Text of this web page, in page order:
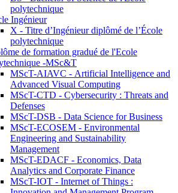
polytechnique
Ingénieur
X - Titre d’Ingénieur diplômé de l’École
polytechnique
de formation gradué de l'Ecole
-MSc&T
MScT-AIAVC - Artificial Intelligence and
Advanced Visual Computing
MScT-CTD - Cybersecurity : Threats and
Defenses
MScT-DSB - Data Science for Business
MScT-ECOSEM - Environmental
Engineering and Sustainability
Management
MScT-EDACF - Economics, Data
Analytics and Corporate Finance
MScT-IOT - Internet of Things :